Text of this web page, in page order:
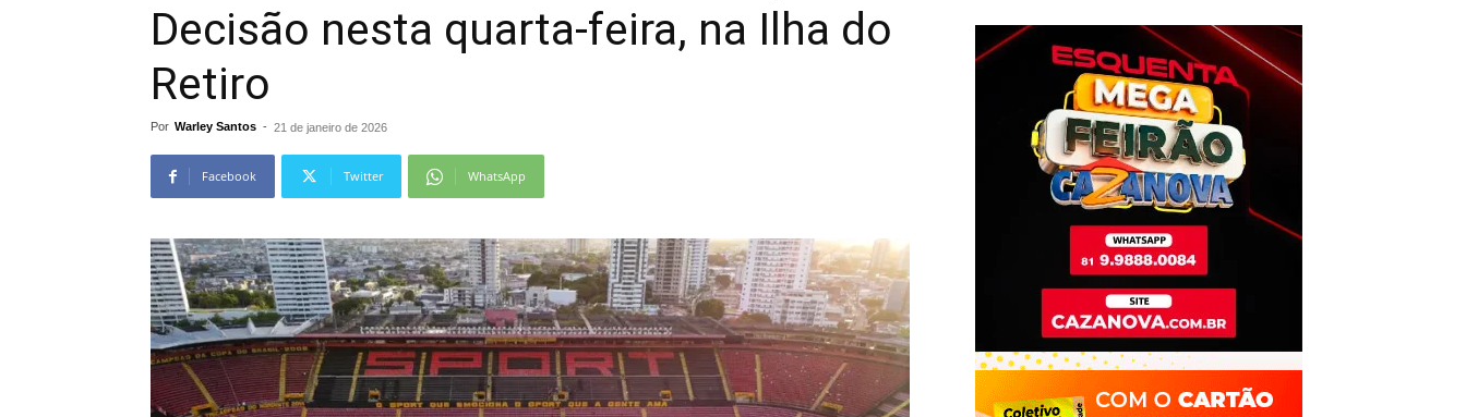
Decisão nesta quarta-feira, na Ilha do
Retiro
Por Warley Santos - 21 de janeiro de 2026
Facebook Twitter WhatsApp